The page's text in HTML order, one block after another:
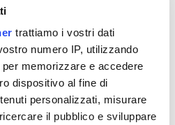
trattiamo i vostri dati
numero IP, utilizzando
memorizzare e accedere
dispositivo al fine di
personalizzati, misurare
il pubblico e sviluppare